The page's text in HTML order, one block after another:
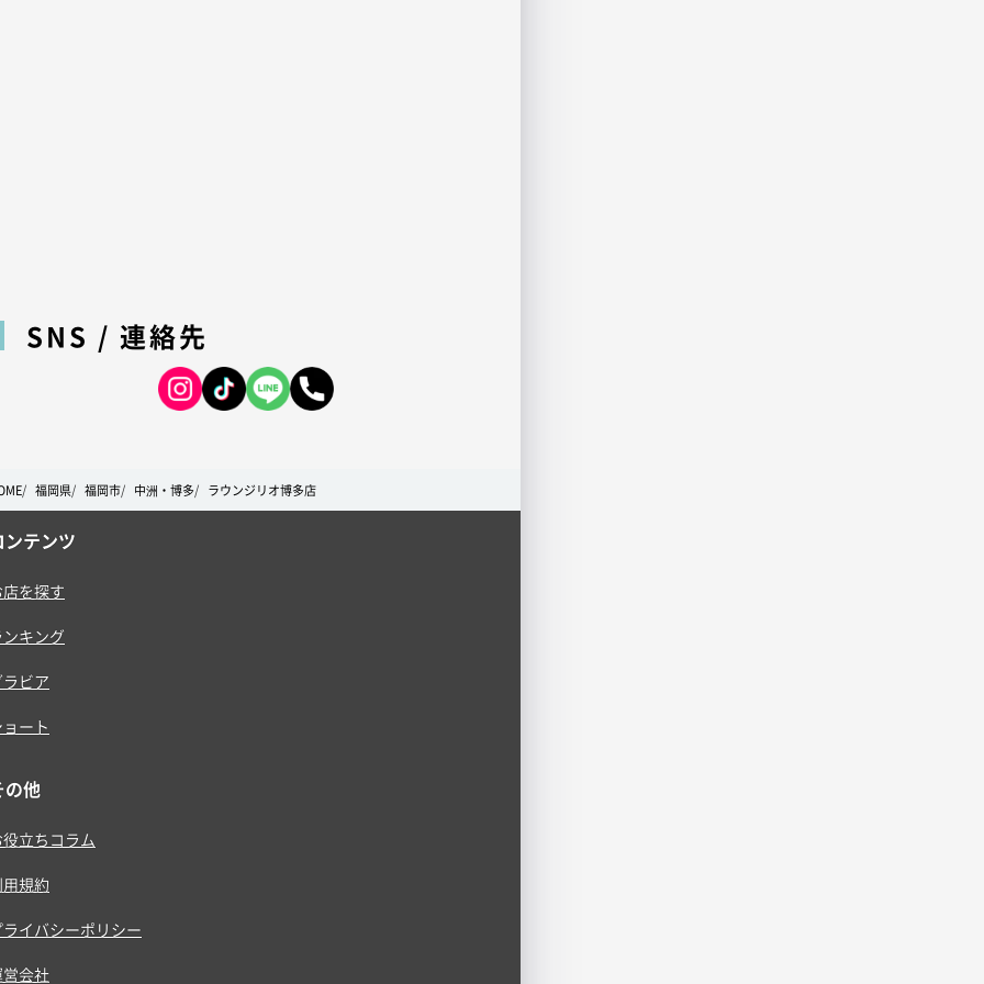
SNS / 連絡先
福岡県 福岡市 中洲・博多 ラウンジリオ博多店
ンテンツ
を探す
キング
ビア
ート
の他
立ちコラム
規約
イバシーポリシー
会社